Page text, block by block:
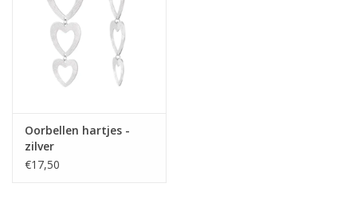
Oorbellen hartjes -
zilver
€17,50